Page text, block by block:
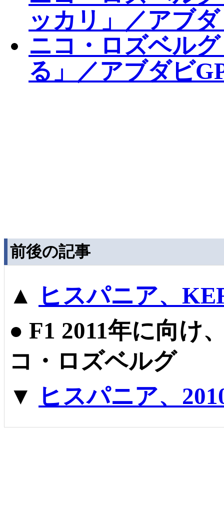
ッカリ」／アブ
ニコ・ロズベル
る」／アブダビ
前後の記事
▲ ヒスパニア、
● F1 2011年に向け
コ・ロズベルグ
▼ ヒスパニア、